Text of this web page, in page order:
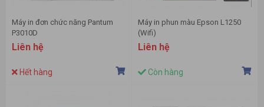
Máy in đơn chức năng Pantum
P3010D
Liên hệ
Hết hàng
Máy in phun màu Epson L1250
(Wifi)
Liên hệ
Còn hàng